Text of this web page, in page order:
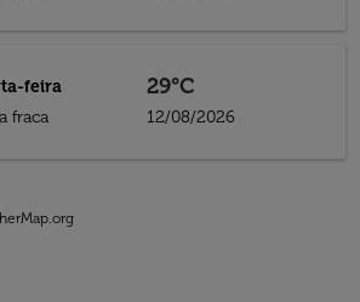
feira
fraca
29°C
12/08/2026